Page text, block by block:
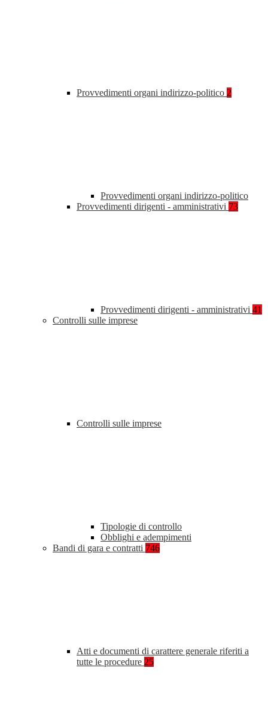
Provvedimenti organi indirizzo-politico 2
Provvedimenti organi indirizzo-politico
Provvedimenti dirigenti - amministrativi 73
Provvedimenti dirigenti - amministrativi 41
Controlli sulle imprese
Controlli sulle imprese
Tipologie di controllo
Obblighi e adempimenti
Bandi di gara e contratti 746
Atti e documenti di carattere generale riferiti a
tutte le procedure 25